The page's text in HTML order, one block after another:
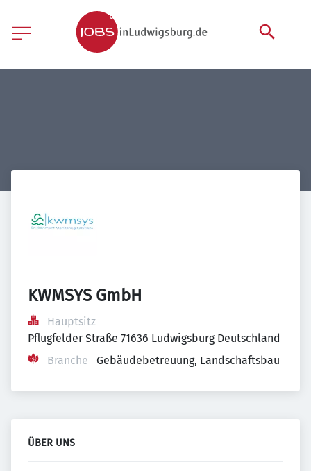
KWMSYS GmbH
Hauptsitz
Pflugfelder Straße 71636 Ludwigsburg Deutschland
Branche
Gebäudebetreuung, Landschaftsbau
ÜBER UNS